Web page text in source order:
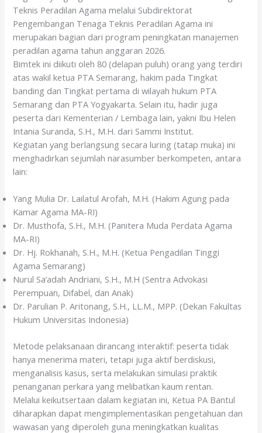
Teknis Peradilan Agama melalui Subdirektorat
Pengembangan Tenaga Teknis Peradilan Agama ini
merupakan bagian dari program peningkatan manajemen
peradilan agama tahun anggaran 2026.
Bimtek ini diikuti oleh 80 (delapan puluh) orang yang terdiri
atas wakil ketua PTA Semarang, hakim pada Tingkat
banding dan Tingkat pertama di wilayah hukum PTA
Semarang dan PTA Yogyakarta. Selain itu, hadir juga
peserta dari Kementerian / Lembaga lain, yakni Ibu Helen
Intania Suranda, S.H., M.H. dari Sammi Institut.
Kegiatan yang berlangsung secara luring (tatap muka) ini
menghadirkan sejumlah narasumber berkompeten, antara
lain:
Yang Mulia Dr. Lailatul Arofah, M.H. (Hakim Agung pada
Kamar Agama MA-RI)
Dr. Musthofa, S.H., M.H. (Panitera Muda Perdata Agama
MA-RI)
Dr. Hj. Rokhanah, S.H., M.H. (Ketua Pengadilan Tinggi
Agama Semarang)
Nurul Sa’adah Andriani, S.H., M.H (Sentra Advokasi
Perempuan, Difabel, dan Anak)
Dr. Parulian P. Aritonang, S.H., LL.M., MPP. (Dekan Fakultas
Hukum Universitas Indonesia)
Metode pelaksanaan dirancang interaktif: peserta tidak
hanya menerima materi, tetapi juga aktif berdiskusi,
menganalisis kasus, serta melakukan simulasi praktik
penanganan perkara yang melibatkan kaum rentan.
Melalui keikutsertaan dalam kegiatan ini, Ketua PA Bantul
diharapkan dapat mengimplementasikan pengetahuan dan
wawasan yang diperoleh guna meningkatkan kualitas